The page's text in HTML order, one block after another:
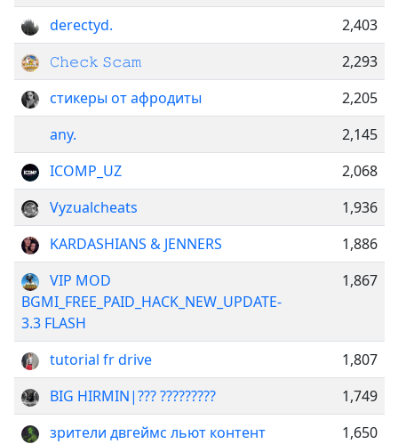
derectyd.
2,403
𝙲𝚑𝚎𝚌𝚔 𝚂𝚌𝚊𝚖
2,293
стикеры от афродиты
2,205
any.
2,145
ICOMP_UZ
2,068
Vyzualcheats
1,936
KARDASHIANS & JENNERS
1,886
VIP MOD
BGMI_FREE_PAID_HACK_NEW_UPDATE-
3.3 FLASH
1,867
tutorial fr drive
1,807
BIG HIRMIN|??? ?????????
1,749
зрители двгеймс льют контент
1,650